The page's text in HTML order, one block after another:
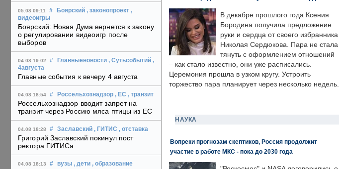
05.08 09:11 # Боярский , законопроект ,
видеоигры
Боярский: Новая Дума вернется к закону
о регулировании видеоигр после
выборов
04.08 19:02 # Главныеновости , Сутьсобытий ,
4августа
Главные события к вечеру 4 августа
04.08 18:54 # Россельхознадзор , ЕС , транзит
Россельхознадзор вводит запрет на
транзит через Россию мяса птицы из ЕС
04.08 18:28 # Заславский , ГИТИС , отставка
Григорий Заславский покинул пост
ректора ГИТИСа
04.08 18:13 # вузы , дети , образование
В декабре прошлого года Ксения
Бородина получила предложение
руки и сердца от своего избранника
Николая Сердюкова. Пара не стала
тянуть с оформлением отношений
– как стало известно, они уже расписались.
Церемония прошла в узком кругу. Устроить
торжество пара планирует через несколько недель.
НАУКА
Вопреки прогнозам скептиков, Россия продолжит
участие в работе МКС - пока до 2030 года